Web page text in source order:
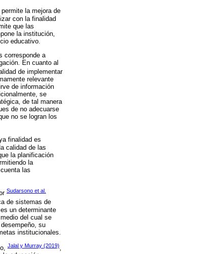
la mejora de
con la finalidad
que las
la institución,
educativo.
corresponde a
En cuanto al
de implementar
relevante
de información
se
de tal manera
de no adecuarse
no se logran los
finalidad es
calidad de las
la planificación
la
las
Sudarsono et al.
de sistemas de
un determinante
del cual se
su
institucionales.
Jalal y Murray (2019),